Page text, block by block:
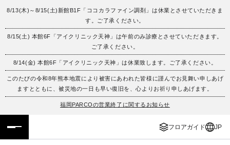
8/13(木)～8/15(土)新館B1F「ココカラファイン調剤」は休業とさせていただきま
す。ご了承ください。
8/15(土) 本館6F「アイクリニック天神」は午前のみ診療とさせていただきます。
ご了承ください。
8/14(金) 本館6F「アイクリニック天神」は休業致します。ご了承ください。
このたびの令和8年熊本地震により被害にあわれた皆様に謹んでお見舞い申しあげ
ますとともに、被災地の一日も早い復旧を、心よりお祈り申しあげます。
福岡PARCOの営業終了に関するお知らせ
フロアガイド JP
フロアガイド
施設案内・アクセス
イベント・ポップアップ
レストラン・カフェ
ENGLISH
繁体字
簡体字
ภาษาไทย